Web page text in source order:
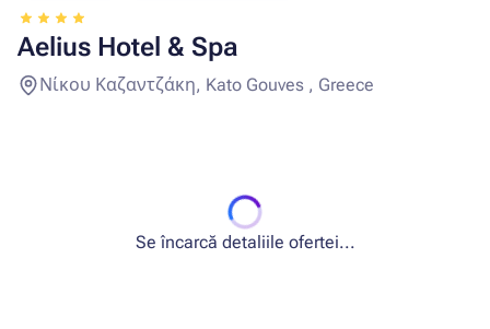
Aelius Hotel & Spa
Νίκου Καζαντζάκη, Kato Gouves , Greece
Se încarcă detaliile ofertei...